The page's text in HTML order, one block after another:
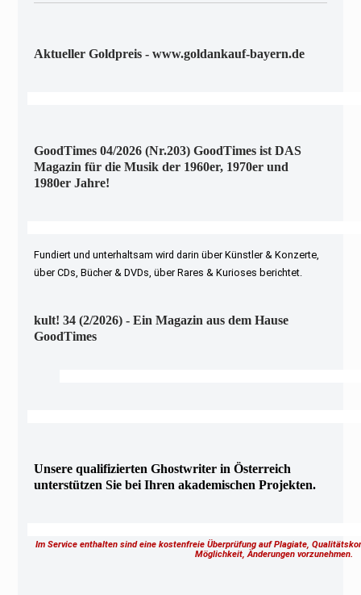
Aktueller Goldpreis - www.goldankauf-bayern.de
GoodTimes 04/2026 (Nr.203) GoodTimes ist DAS
Magazin für die Musik der 1960er, 1970er und
1980er Jahre!
Fundiert und unterhaltsam wird darin über Künstler & Konzerte,
über CDs, Bücher & DVDs, über Rares & Kurioses berichtet.
kult! 34 (2/2026) - Ein Magazin aus dem Hause
GoodTimes
Unsere qualifizierten Ghostwriter in Österreich
unterstützen Sie bei Ihren akademischen Projekten.
Im Service enthalten sind eine kostenfreie Überprüfung auf Plagiate,
Möglichkeit, Änderungen vorzunehmen.